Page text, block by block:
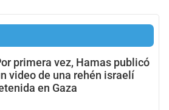
primera vez, Hamas publicó
video de una rehén israelí
en Gaza